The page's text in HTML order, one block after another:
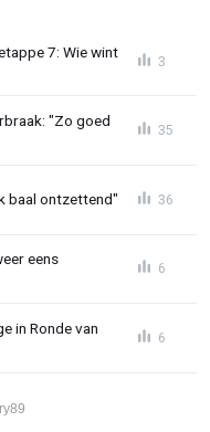
7: Wie wint
3
"Zo goed
35
baal ontzettend" 36
eens
6
in Ronde van
6